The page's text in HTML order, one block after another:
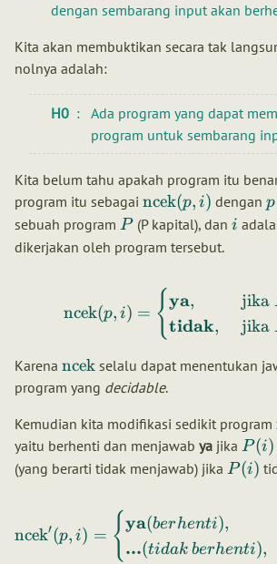
dengan sembarang input akan
Kita akan membuktikan secara tak
nolnya adalah:
H0
Ada program yang dapat
program untuk sembarang
Kita belum tahu apakah program itu
program itu sebagai ncek(p, i) denganp
sebuah program P(P kapital), dan i
dikerjakan oleh program tersebut.
ncek(p, i) = {ya,
tidak,
jika
jika
Karena ncek selalu dapat menentukan
program yang decidable.
Kemudian kita modifikasi sedikit program
yaitu berhenti dan menjawab ya jika P(i)
(yang berarti tidak menjawab) jika P(i)
ncek′(p, i) = { ya(berhenti),
...(tidak berhenti),